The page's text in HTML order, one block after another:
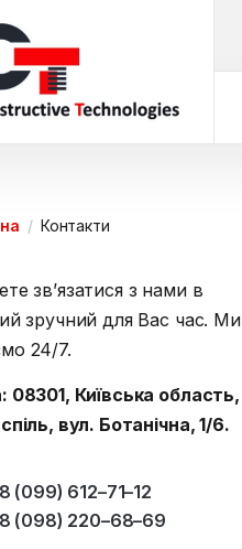
Контакти
зв’язатися з нами в
зручний для Вас час. Ми
24/7.
08301, Київська область,
вул. Ботанічна, 1/6.
(099) 612–71–12
(098) 220–68–69